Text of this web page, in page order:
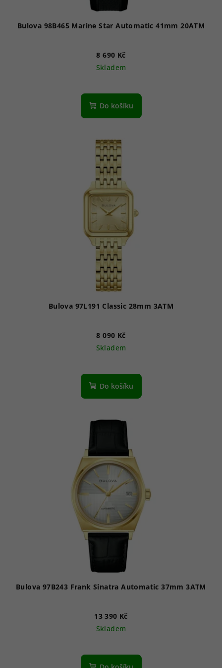
Bulova 98B465 Marine Star Automatic 41mm 20ATM
8 690 Kč
Skladem
Do košíku
Bulova 97L191 Classic 28mm 3ATM
8 090 Kč
Skladem
Do košíku
Bulova 97B243 Frank Sinatra Automatic 37mm 3ATM
13 390 Kč
Skladem